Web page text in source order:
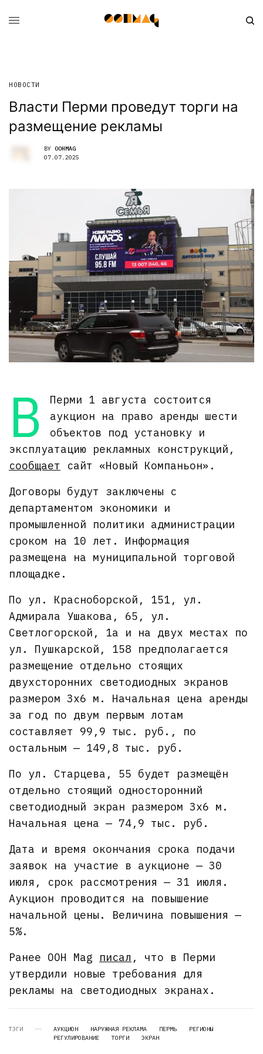
НОВОСТИ
Власти Перми проведут торги на
размещение рекламы
BY OOHMAG
07.07.2025
В
Перми 1 августа состоится
аукцион на право аренды шести
объектов под установку и
эксплуатацию рекламных конструкций,
сообщает сайт «Новый Компаньон».
Договоры будут заключены с
департаментом экономики и
промышленной политики администрации
сроком на 10 лет. Информация
размещена на муниципальной торговой
площадке.
По ул. Красноборской, 151, ул.
Адмирала Ушакова, 65, ул.
Светлогорской, 1а и на двух местах по
ул. Пушкарской, 158 предполагается
размещение отдельно стоящих
двухсторонних светодиодных экранов
размером 3х6 м. Начальная цена аренды
за год по двум первым лотам
составляет 99,9 тыс. руб., по
остальным — 149,8 тыс. руб.
По ул. Старцева, 55 будет размещён
отдельно стоящий односторонний
светодиодный экран размером 3х6 м.
Начальная цена — 74,9 тыс. руб.
Дата и время окончания срока подачи
заявок на участие в аукционе — 30
июля, срок рассмотрения — 31 июля.
Аукцион проводится на повышение
начальной цены. Величина повышения —
5%.
Ранее OOH Mag писал , что в Перми
утвердили новые требования для
рекламы на светодиодных экранах.
ТЭГИ АУКЦИОН НАРУЖНАЯ РЕКЛАМА ПЕРМЬ
РЕГИОНЫ
РЕГУЛИРОВАНИЕ
ТОРГИ ЭКРАН